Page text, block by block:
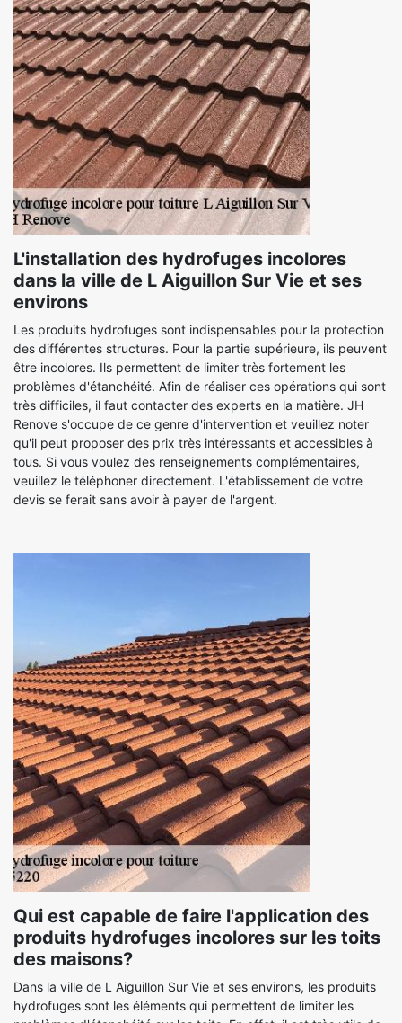
L'installation des hydrofuges incolores
dans la ville de L Aiguillon Sur Vie et ses
environs
Les produits hydrofuges sont indispensables pour la protection
des différentes structures. Pour la partie supérieure, ils peuvent
être incolores. Ils permettent de limiter très fortement les
problèmes d'étanchéité. Afin de réaliser ces opérations qui sont
très difficiles, il faut contacter des experts en la matière. JH
Renove s'occupe de ce genre d'intervention et veuillez noter
qu'il peut proposer des prix très intéressants et accessibles à
tous. Si vous voulez des renseignements complémentaires,
veuillez le téléphoner directement. L'établissement de votre
devis se ferait sans avoir à payer de l'argent.
Qui est capable de faire l'application des
produits hydrofuges incolores sur les toits
des maisons?
Dans la ville de L Aiguillon Sur Vie et ses environs, les produits
hydrofuges sont les éléments qui permettent de limiter les